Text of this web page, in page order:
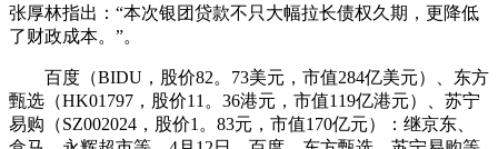
张厚林指出：“本次银团贷款不只大幅拉长债权久期，更降低
了财政成本。”。
百度（BIDU，股价82。73美元，市值284亿美元）、东方
甄选（HK01797，股价11。36港元，市值119亿港元）、苏宁
易购（SZ002024，股价1。83元，市值170亿元）：继京东、